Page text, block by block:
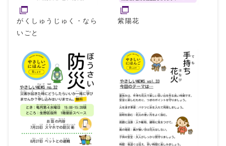
がくしゅうじゅく・なら
いごと
紫陽花